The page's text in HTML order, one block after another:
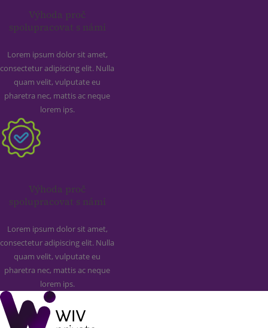
Výhoda proč
spolupracovat s námi
Lorem ipsum dolor sit amet,
consectetur adipiscing elit. Nulla
quam velit, vulputate eu
pharetra nec, mattis ac neque
lorem ips.
Výhoda proč
spolupracovat s námi
Lorem ipsum dolor sit amet,
consectetur adipiscing elit. Nulla
quam velit, vulputate eu
pharetra nec, mattis ac neque
lorem ips.